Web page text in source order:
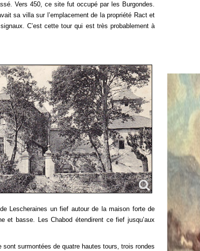
Vers 450, ce site fut occupé par les Burgondes.
sa villa sur l’emplacement de la propriété Ract et
C’est cette tour qui est très probablement à
Lescheraines un fief autour de la maison forte de
et basse. Les Chabod étendirent ce fief jusqu’aux
surmontées de quatre hautes tours, trois rondes